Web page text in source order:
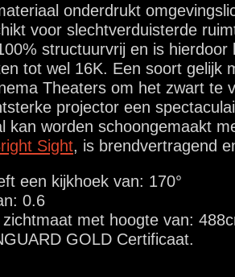
onderdrukt
voor slechtverduisterde
structuurvrij en is
tot wel 16K. Een soort gelijk
Theaters om het zwart te
projector een
kan worden schoongemaakt
Sight, is brendvertragend
een kijkhoek van: 170°
0.6
met hoogte van:
GOLD Certificaat.